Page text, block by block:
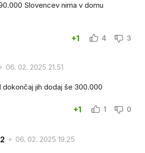
Slovencev nima v domu
+1 4 3
06. 02. 2025 21.51
dokončaj jih dodaj še 300.000
+1 1 0
06. 02. 2025 19.25